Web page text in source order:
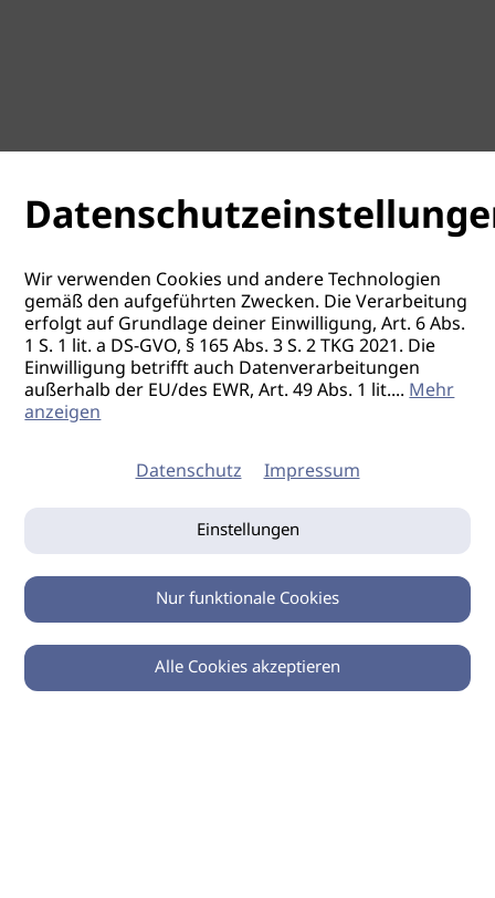
0
Wir verwenden Cookies und andere Technologien
gemäß den aufgeführten Zwecken. Die Verarbeitung
erfolgt auf Grundlage deiner Einwilligung, Art. 6 Abs.
1 S. 1 lit. a DS-GVO, § 165 Abs. 3 S. 2 TKG 2021. Die
Einwilligung betrifft auch Datenverarbeitungen
außerhalb der EU/des EWR, Art. 49 Abs. 1 lit....Mehr
anzeigen
Datenschutz Impressum
Einstellungen
Nur funktionale Cookies
Alle Cookies akzeptieren